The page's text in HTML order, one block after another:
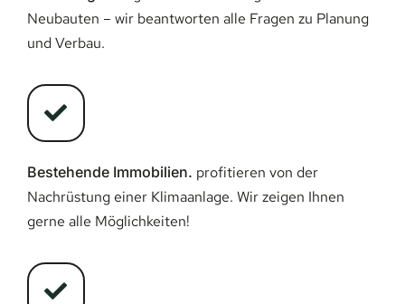
Neubauten – wir beantworten alle Fragen zu Planung
und Verbau.
Bestehende Immobilien. profitieren von der
Nachrüstung einer Klimaanlage. Wir zeigen Ihnen
gerne alle Möglichkeiten!